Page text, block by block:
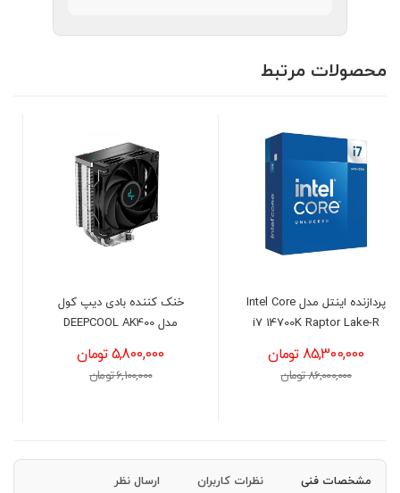
محصولات مرتبط
خنک کننده بادی دیپ کول
مدل DEEPCOOL AK400
5,800,000 تومان
6,100,000 تومان
کیس کامپیوتر گرین مدل
GREEN AVA
3,950,000 تومان
4,300,000 تومان
مشخصات فنی نظرات کاربران ارسال نظر